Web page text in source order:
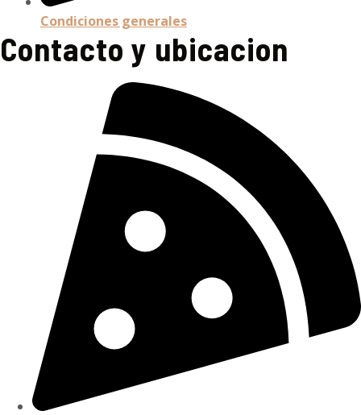
Condiciones generales
Contacto y ubicacion